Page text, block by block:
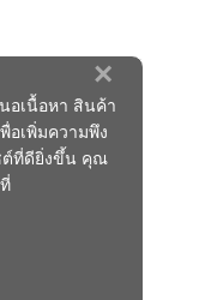
×
อเนื้อหา สินค้า
อเพิ่มความพึง
ต์ที่ดียิ่งขึ้น คุณ